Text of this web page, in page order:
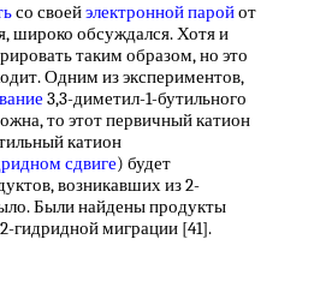
со своейэлектронной паройот
обсуждался. Хотя и
таким образом, но это
Одним из экспериментов,
3,3-диметил-1-бутильного
то этот первичный катион
катион
сдвиге) будет
возникавших из 2-
Были найдены продукты
гидридной миграции [41].